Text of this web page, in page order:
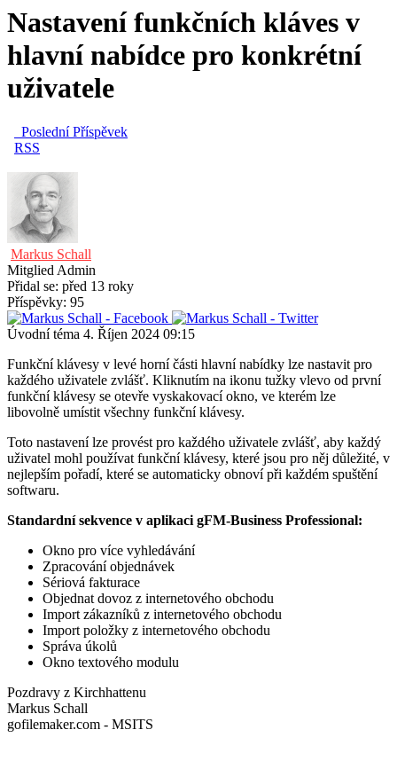
Nastavení funkčních kláves v
hlavní nabídce pro konkrétní
uživatele
Poslední Příspěvek
RSS
Markus Schall
Mitglied Admin
Přidal se: před 13 roky
Příspěvky: 95
Úvodní téma 4. Říjen 2024 09:15
Funkční klávesy v levé horní části hlavní nabídky lze nastavit pro
každého uživatele zvlášť. Kliknutím na ikonu tužky vlevo od první
funkční klávesy se otevře vyskakovací okno, ve kterém lze
libovolně umístit všechny funkční klávesy.
Toto nastavení lze provést pro každého uživatele zvlášť, aby každý
uživatel mohl používat funkční klávesy, které jsou pro něj důležité, v
nejlepším pořadí, které se automaticky obnoví při každém spuštění
softwaru.
Standardní sekvence v aplikaci gFM-Business Professional:
Okno pro více vyhledávání
Zpracování objednávek
Sériová fakturace
Objednat dovoz z internetového obchodu
Import zákazníků z internetového obchodu
Import položky z internetového obchodu
Správa úkolů
Okno textového modulu
Pozdravy z Kirchhattenu
Markus Schall
gofilemaker.com - MSITS